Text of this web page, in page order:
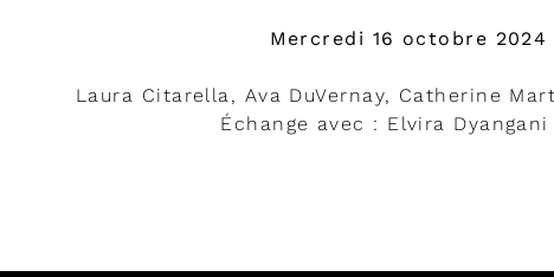
Mercredi 16 octobre 2024
Laura Citarella, Ava DuVernay, Catherine
Échange avec : Elvira Dyangani